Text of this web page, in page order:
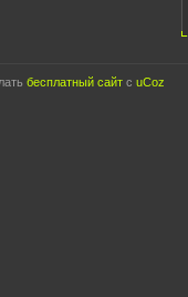
бесплатный сайт с uCoz